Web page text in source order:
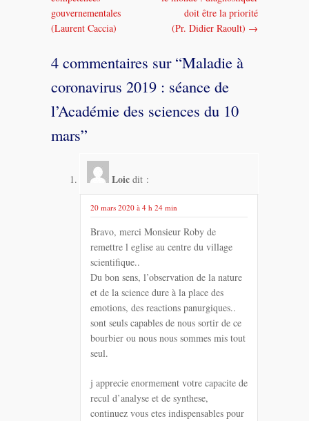
les
messages
gouvernementales
(Laurent Caccia)
doit être la priorité
(Pr. Didier Raoult) →
4 commentaires sur “Maladie à
coronavirus 2019 : séance de
l’Académie des sciences du 10
mars”
Loic dit :
20 mars 2020 à 4 h 24 min
Bravo, merci Monsieur Roby de
remettre l eglise au centre du village
scientifique..
Du bon sens, l’observation de la nature
et de la science dure à la place des
emotions, des reactions panurgiques..
sont seuls capables de nous sortir de ce
bourbier ou nous nous sommes mis tout
seul.
j apprecie enormement votre capacite de
recul d’analyse et de synthese,
continuez vous etes indispensables pour